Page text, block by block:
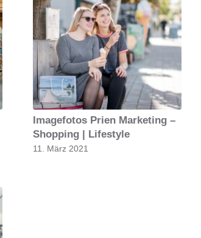
Imagefotos Prien Marketing –
Shopping | Lifestyle
11. März 2021